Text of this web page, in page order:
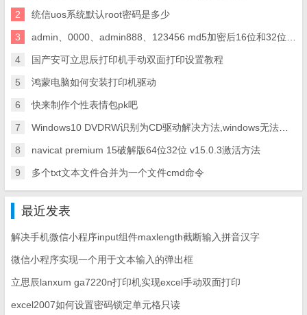
2 统信uos系统默认root密码是多少
3 admin、0000、admin888、123456 md5加密后16位和32位代码
4 国产安可立思辰打印机手动双面打印设置教程
5 鸿蒙电脑如何安装打印机驱动
6 快来制作个性表情包pk吧
7 Windows10 DVDRW识别为CD驱动解决方法,windows无法读取驱动器E:\中的光盘解决方法
8 navicat premium 15破解版64位32位 v15.0.3激活方法
9 多个txt文本文件合并为一个文件cmd命令
最近发表
解决手机微信小程序input组件maxlength截断输入拼音汉字
微信小程序实现一个用于文本输入的弹出框
立思辰lanxum ga7220n打印机实现excel手动双面打印
excel2007如何设置密码锁定单元格只读